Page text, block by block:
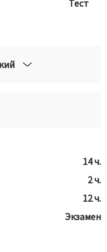
Тест
14 ч.
2 ч.
12 ч.
Экзамен